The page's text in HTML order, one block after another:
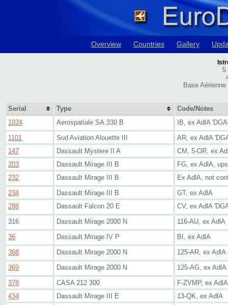
Overview Countries Gallery
5
Base
Serial Type
Code/Notes
1024
Aerospatiale SA.330 B
IB, ex AdlA 'DGA'
1101
Sud Aviation Alouette III
AR, ex AdlA
147
Dassault Mystere II A
CM, 5-OR, ex
203
Dassault Mirage III B
FG, ex AdlA,
232
Dassault Mirage III B
Ex AdlA, not
234
Dassault Mirage III B
GT, ex AdlA
288
Dassault Falcon 20 E
CV, ex AdlA
316
Dassault Mirage 2000 N
116-AU, ex AdlA
36
Dassault Mirage IV P
BI, ex AdlA
368
Dassault Mirage 2000 N
125-AR, ex AdlA
369
Dassault Mirage 2000 N
125-AG, ex AdlA
378
CASA 212 300
F-ZVMP, ex
434
Dassault Mirage III E
13-QK, ex AdlA